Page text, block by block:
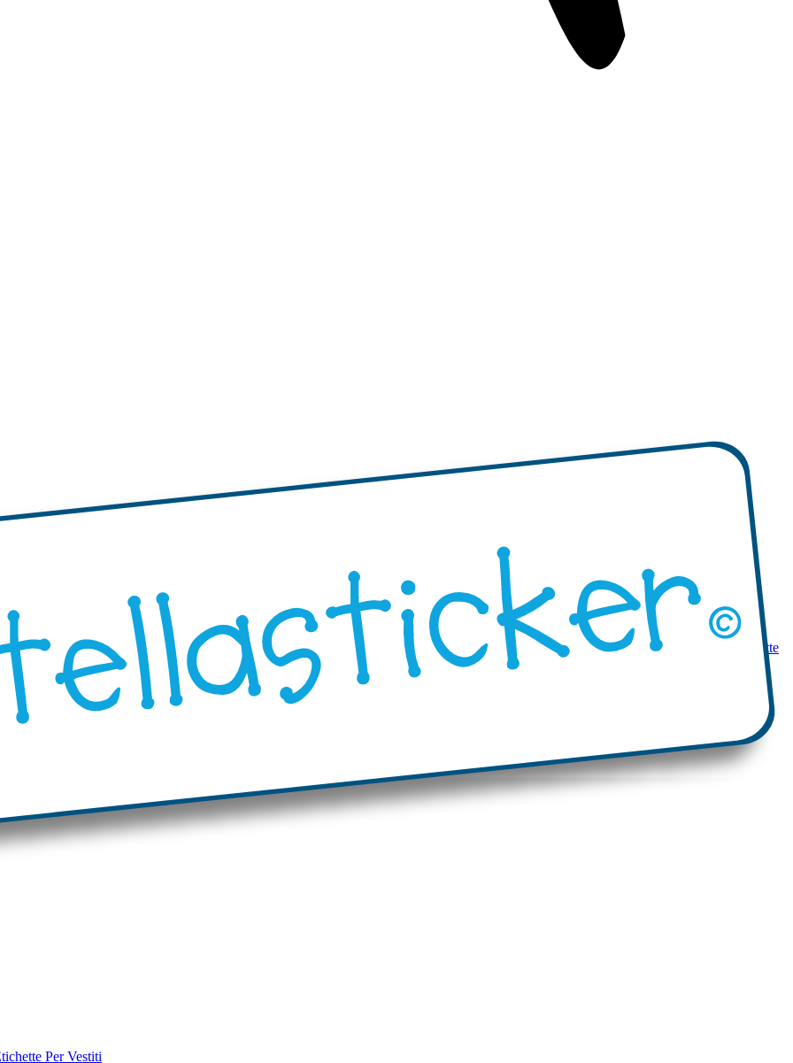
adesive con bordi ondulati Etichette adesive rotonde"Progetta i Tuoi" prodotti Mini etichette adesiveEtichette adesive mono-colore Etichette
Per Vestiti